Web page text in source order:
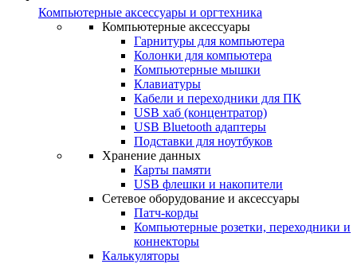
Компьютерные аксессуары и оргтехника
Компьютерные аксессуары
Гарнитуры для компьютера
Колонки для компьютера
Компьютерные мышки
Клавиатуры
Кабели и переходники для ПК
USB хаб (концентратор)
USB Bluetooth адаптеры
Подставки для ноутбуков
Хранение данных
Карты памяти
USB флешки и накопители
Сетевое оборудование и аксессуары
Патч-корды
Компьютерные розетки, переходники и
коннекторы
Калькуляторы